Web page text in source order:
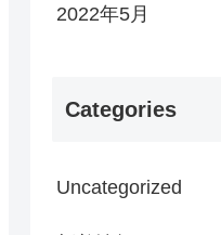
2022年5月
Categories
Uncategorized